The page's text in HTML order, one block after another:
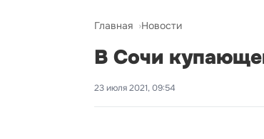
Главная Новости
В Сочи
23 июля 2021, 09:54